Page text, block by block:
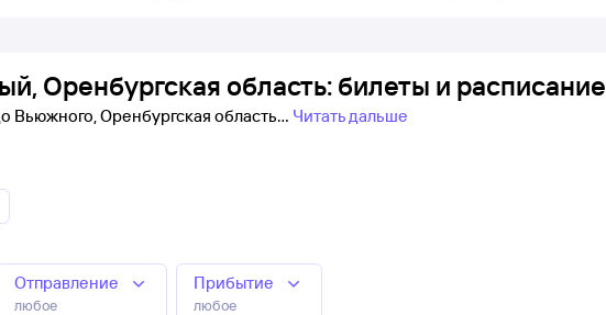
Оренбургская область: билеты и расписание
Вьюжного, Оренбургская область Читать дальше
Отправление
любое
Прибытие
любое